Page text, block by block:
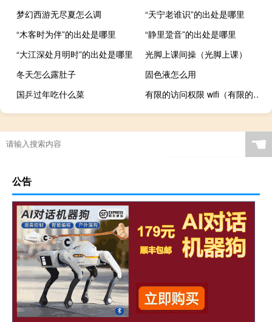
梦幻西游无尽夏怎么调
“天宁老谁识”的出处是哪里
“木客时为伴”的出处是哪里
“静里跫音”的出处是哪里
“大江深处月明时”的出处是哪里
光脚上课间操（光脚上课）
冬天怎么露肚子
固色液怎么用
国乒过年吃什么菜
有限的访问权限 wifi（有限的访问权限怎么解决无线）
☚
公告